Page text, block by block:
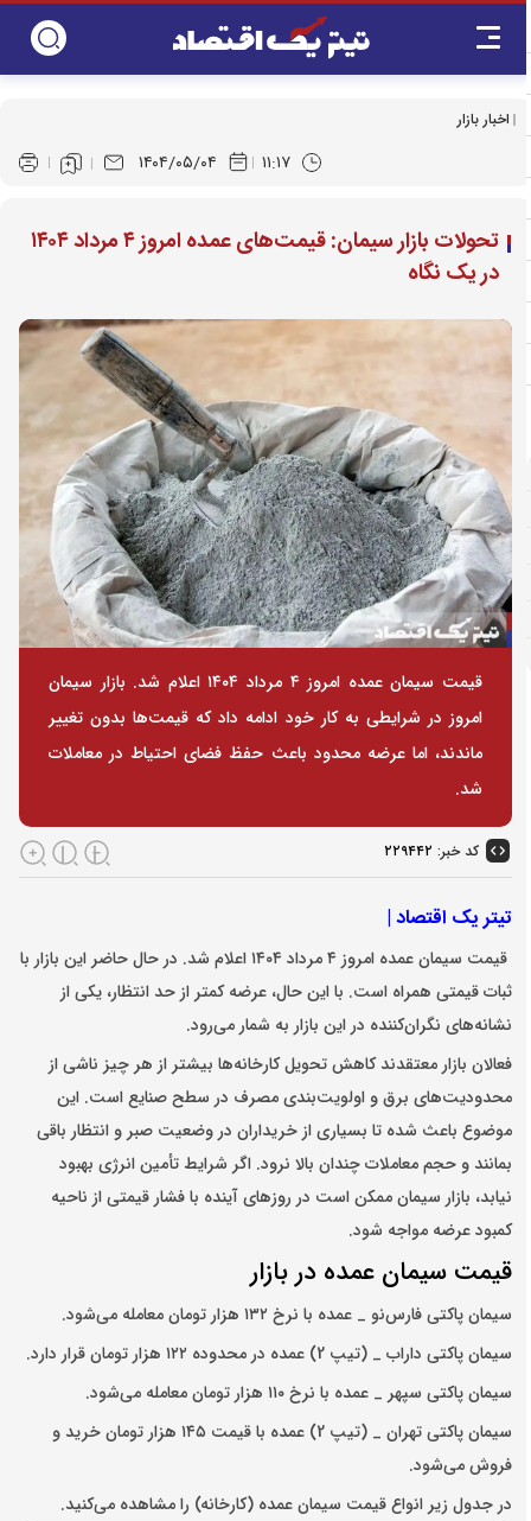
اخبار بازار
۱۴۰۴/۰۵/۰۴ ۱۱:۱۷
تحولات بازار سیمان: قیمت‌های عمده امروز ۴ مرداد ۱۴۰۴
در یک نگاه
قیمت سیمان عمده امروز ۴ مرداد ۱۴۰۴ اعلام شد. بازار سیمان
امروز در شرایطی به کار خود ادامه داد که قیمت‌ها بدون تغییر
ماندند، اما عرضه محدود باعث حفظ فضای احتیاط در معاملات
شد.
کد خبر: ۲۲۹۴۴۲
تیتر یک اقتصاد |
قیمت سیمان عمده امروز ۴ مرداد ۱۴۰۴ اعلام شد. در حال حاضر ا ین بازار با
ثبات قیمتی همراه است. با این حال، عرضه کمتر از حد انتظار، یکی از
نشانه‌های نگران‌کننده در این بازار به شمار می‌رود.
فعالان بازار معتقدند کاهش تحویل کارخانه‌ها بیشتر از هر چیز ناشی از
محدودیت‌های برق و اولویت‌بندی مصرف در سطح صنایع است. این
موضوع باعث شده تا بسیاری از خریداران در وضعیت صبر و انتظار باقی
بمانند و حجم معاملات چندان بالا نرود. اگر شرایط تأمین انرژی بهبود
نیابد، بازار سیمان ممکن است در روزهای آینده با فشار قیمتی از ناحیه
کمبود عرضه مواجه شود.
قیمت سیمان عمده در بازار
سیمان پاکتی فارس‌نو _ عمده با نرخ ۱۳۲ هزار تومان معامله می‌شود.
سیمان پاکتی داراب _ (تیپ 2) عمده در محدوده ۱۲۲ هزار تومان قرار دارد.
سیمان پاکتی سپهر _ عمده با نرخ ۱۱۰ هزار تومان معامله می‌شود.
سیمان پاکتی تهران _ (تیپ 2) عمده با قیمت ۱۴۵ هزار تومان خرید و
فروش می‌شود.
در جدول زیر انواع قیمت سیمان عمده (کارخانه) را مشاهده می‌کنید.